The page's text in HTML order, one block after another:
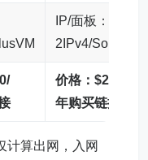
IP/面板：
2IPv4/SolusVM
价格：$25/
年购买链接
计算出网，入网